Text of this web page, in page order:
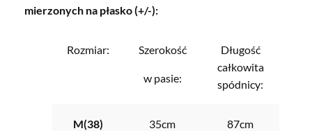
mierzonych na płasko (+/-):
Rozmiar: Szerokość
w pasie:
Długość
całkowita
spódnicy:
M(38) 35cm 87cm